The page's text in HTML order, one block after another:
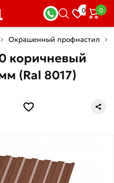
0 0
Окрашенный профнастил
коричневый
(Ral 8017)